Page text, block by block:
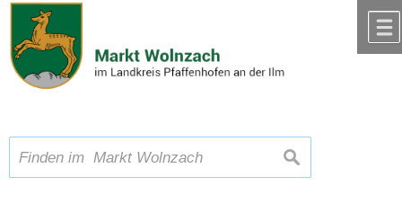
Zum Inhalt,zur Navigation
Schriftgröße A A A suchen